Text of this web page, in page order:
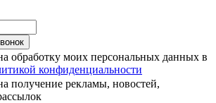
обработку моих персональных данных в
конфиденциальности
получение рекламы, новостей,